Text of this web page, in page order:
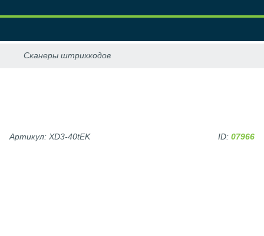
Артикул: XD3-40tEK ID: 07966